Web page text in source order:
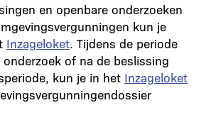
en openbare onderzoeken
kun je
Inzageloket. Tijdens de periode
of na de beslissing
kun je in het Inzageloket